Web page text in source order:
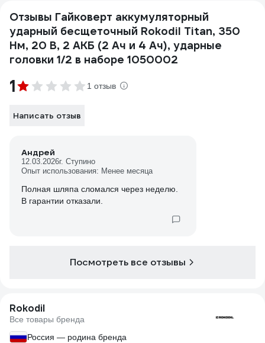
Отзывы Гайковерт аккумуляторный
ударный бесщеточный Rokodil Titan, 350
Нм, 20 В, 2 АКБ (2 Ач и 4 Ач), ударные
головки 1/2 в наборе 1050002
1 1 отзыв
Написать отзыв
Андрей
12.03.2026г. Ступино
Опыт использования: Менее месяца
Полная шляпа сломался через неделю.
В гарантии отказали.
Посмотреть все отзывы
Rokodil
Все товары бренда
Россия — родина бренда